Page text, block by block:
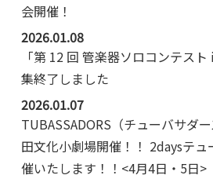
会開催！
2026.01.08
「第 12 回 管楽器ソロコンテス
集終了しました
2026.01.07
TUBASSADORS（チューバサダ
田文化小劇場開催！！ 2daysテ
催いたします！！<4月4日・5日>